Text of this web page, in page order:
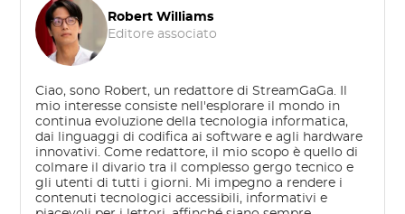
Robert Williams
Editore associato
Ciao, sono Robert, un redattore di StreamGaGa. Il
mio interesse consiste nell'esplorare il mondo in
continua evoluzione della tecnologia informatica,
dai linguaggi di codifica ai software e agli hardware
innovativi. Come redattore, il mio scopo è quello di
colmare il divario tra il complesso gergo tecnico e
gli utenti di tutti i giorni. Mi impegno a rendere i
contenuti tecnologici accessibili, informativi e